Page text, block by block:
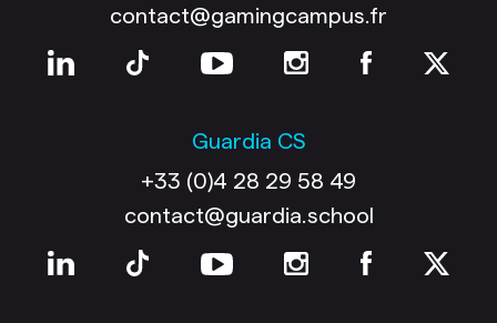
contact@gamingcampus.fr
Guardia CS
+33 (0)4 28 29 58 49
contact@guardia.school